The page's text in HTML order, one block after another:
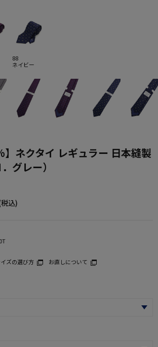
88
ネイビー
】ネクタイ レギュラー 日本縫製
グレー）
込)
ズの選び方 お直しについて